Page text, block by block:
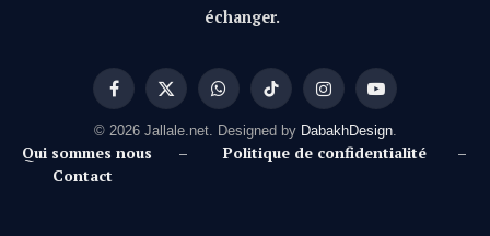
échanger.
Facebook
X
(Twitter)
WhatsAppTikTok InstagramYouTube
© 2026 Jallale.net. Designed by DabakhDesign.
Qui sommes nous – Politique de confidentialité –
Contact